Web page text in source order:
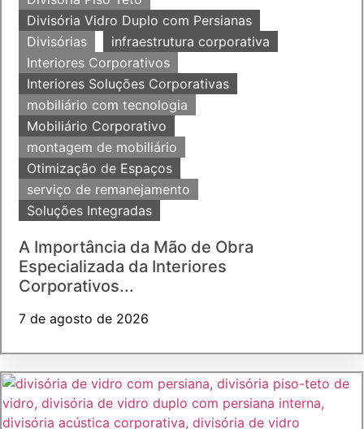
Divisória Vidro Duplo com Persianas
Divisórias
infraestrutura corporativa
Interiores Corporativos
Interiores Soluções Corporativas
mobiliário com tecnologia
Mobiliário Corporativo
montagem de mobiliário
Otimização de Espaços
serviço de remanejamento
Soluções Integradas
A Importância da Mão de Obra
Especializada da Interiores
Corporativos...
7 de agosto de 2026